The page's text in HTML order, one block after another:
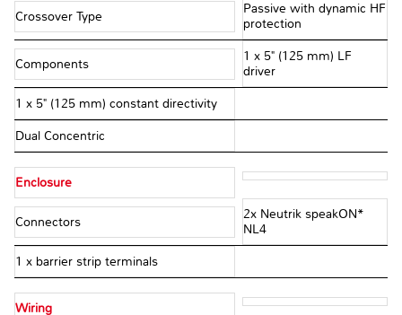
Crossover Type
Passive with dynamic HF
protection
Components
1 x 5" (125 mm) LF
driver
1 x 5" (125 mm) constant directivity
Dual Concentric
Enclosure
Connectors
2x Neutrik speakON*
NL4
1 x barrier strip terminals
Wiring